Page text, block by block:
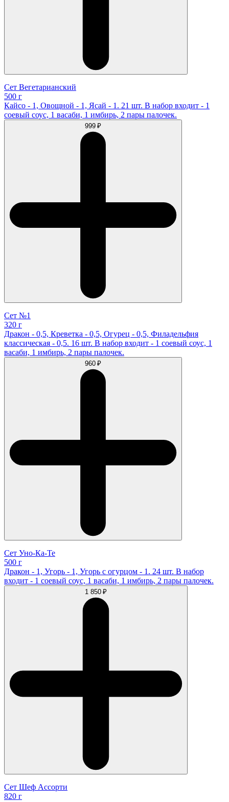
Сет Вегетарианский
500 г
Кайсо - 1, Овощной - 1, Ясай - 1. 21 шт. В набор входит - 1
соевый соус, 1 васаби, 1 имбирь, 2 пары палочек.
999 ₽
Сет №1
320 г
Дракон - 0,5, Креветка - 0,5, Огурец - 0,5, Филадельфия
классическая - 0,5. 16 шт. В набор входит - 1 соевый соус, 1
васаби, 1 имбирь, 2 пары палочек.
960 ₽
Сет Уно-Ка-Те
500 г
Дракон - 1, Угорь - 1, Угорь с огурцом - 1. 24 шт. В набор
входит - 1 соевый соус, 1 васаби, 1 имбирь, 2 пары палочек.
1 850 ₽
Сет Шеф Ассорти
820 г